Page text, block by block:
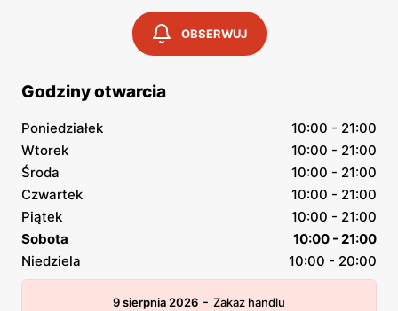
OBSERWUJ
Godziny otwarcia
Poniedziałek
10:00 - 21:00
Wtorek
10:00 - 21:00
Środa
10:00 - 21:00
Czwartek
10:00 - 21:00
Piątek
10:00 - 21:00
Sobota
10:00 - 21:00
Niedziela
10:00 - 20:00
9 sierpnia 2026 - Zakaz handlu